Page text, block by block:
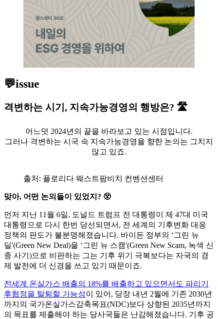
💬issue
격변하는 시기, 지속가능경영의 행방은? 🛣️
어느덧 2024년의 끝을 바라보고 있는 시점입니다.
그러나 격변하는 시국 속 지속가능경영을 향한 논의는 그치지
않고 있죠.
출처: 플로리다 웨스트팜비치 컨벤션센터
맞아, 어떤 논의들이 있었지? 😵
먼저 지난 11월 6일, 도널드 트럼프 전 대통령이 제 47대 미국
대통령으로 다시 한번 당선되면서, 전 세계의 기후변화 대응
정책의 판도가 불분명해졌습니다. 바이든 정부의 ‘그린 뉴
딜'(Green New Deal)을 ‘그린 뉴 스캠'(Green New Scam, 녹색 신
종 사기)으로 비판하는 그는 기후 위기 극복보다는 자국의 경
제 발전에 더 신경을 쓰고 있기 때문이죠.
전세계 온실가스 배출의 18%를 배출하고 있으면서도 파리기
후협정을 탈퇴할 가능성이 있어, 당장 내년 2월에 기존 2030년
까지의 국가온실가스감축목표(NDC)보다 상향된 2035년까지
의 목표를 제출해야 하는 당사국들은 난감해졌습니다. 기후 공